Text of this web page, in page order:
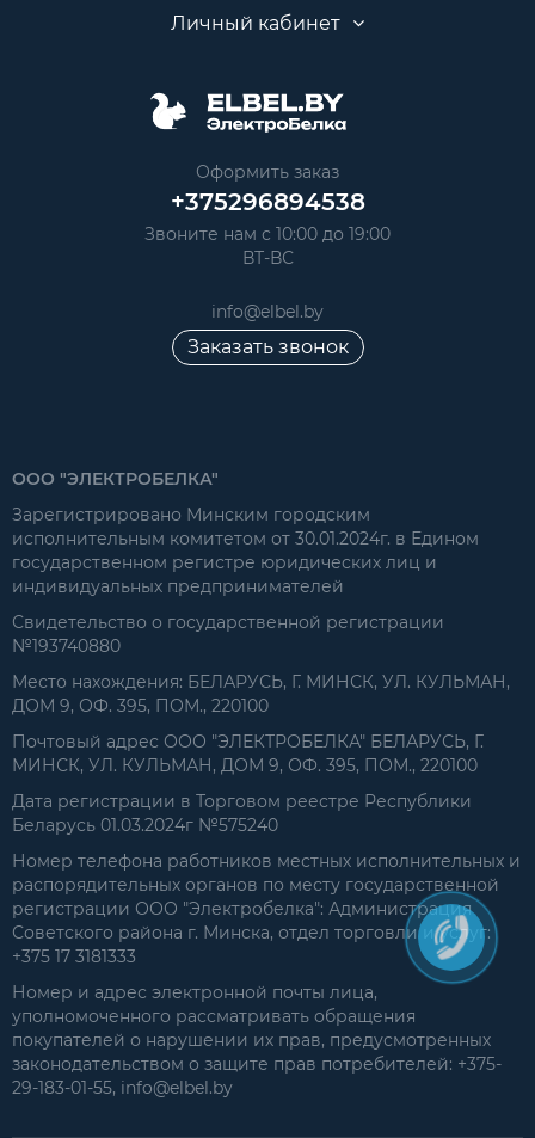
Личный кабинет
Оформить заказ
+375296894538
Звоните нам с 10:00 до 19:00
ВТ-ВС
info@elbel.by
Заказать звонок
ООО "ЭЛЕКТРОБЕЛКА"
Зарегистрировано Минским городским
исполнительным комитетом от 30.01.2024г. в Едином
государственном регистре юридических лиц и
индивидуальных предпринимателей
Свидетельство о государственной регистрации
№193740880
Место нахождения: БЕЛАРУСЬ, Г. МИНСК, УЛ. КУЛЬМАН,
ДОМ 9, ОФ. 395, ПОМ., 220100
Почтовый адрес ООО "ЭЛЕКТРОБЕЛКА" БЕЛАРУСЬ, Г.
МИНСК, УЛ. КУЛЬМАН, ДОМ 9, ОФ. 395, ПОМ., 220100
Дата регистрации в Торговом реестре Республики
Беларусь 01.03.2024г №575240
Номер телефона работников местных исполнительных и
распорядительных органов по месту государственной
регистрации ООО "Электробелка": Администрация
Советского района г. Минска, отдел торговли и услуг:
+375 17 3181333
Номер и адрес электронной почты лица,
уполномоченного рассматривать обращения
покупателей о нарушении их прав, предусмотренных
законодательством о защите прав потребителей: +375-
29-183-01-55, info@elbel.by